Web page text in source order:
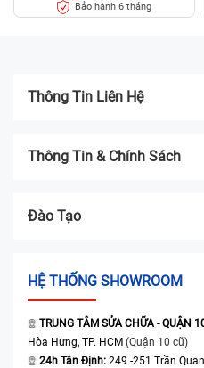
Bảo hành 6 tháng
Thông Tin Liên Hệ
Thông Tin & Chính Sách
Đào Tạo
HỆ THỐNG SHOWROOM
TRUNG TÂM SỬA CHỮA - QUẬN
Hòa Hưng, TP. HCM (Quận 10 cũ)
24h Tân Định: 249 -251 Trần